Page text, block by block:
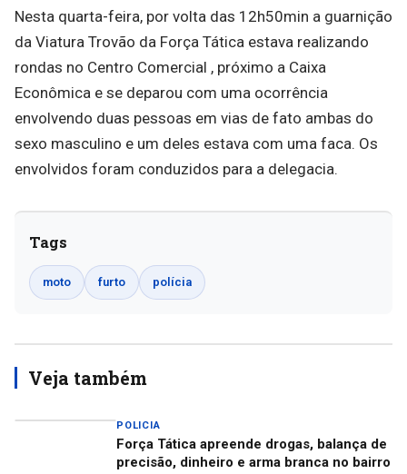
Nesta quarta-feira, por volta das 12h50min a guarnição
da Viatura Trovão da Força Tática estava realizando
rondas no Centro Comercial , próximo a Caixa
Econômica e se deparou com uma ocorrência
envolvendo duas pessoas em vias de fato ambas do
sexo masculino e um deles estava com uma faca. Os
envolvidos foram conduzidos para a delegacia.
Tags
moto furto polícia
Veja também
POLICIA
Força Tática apreende drogas, balança de
precisão, dinheiro e arma branca no bairro